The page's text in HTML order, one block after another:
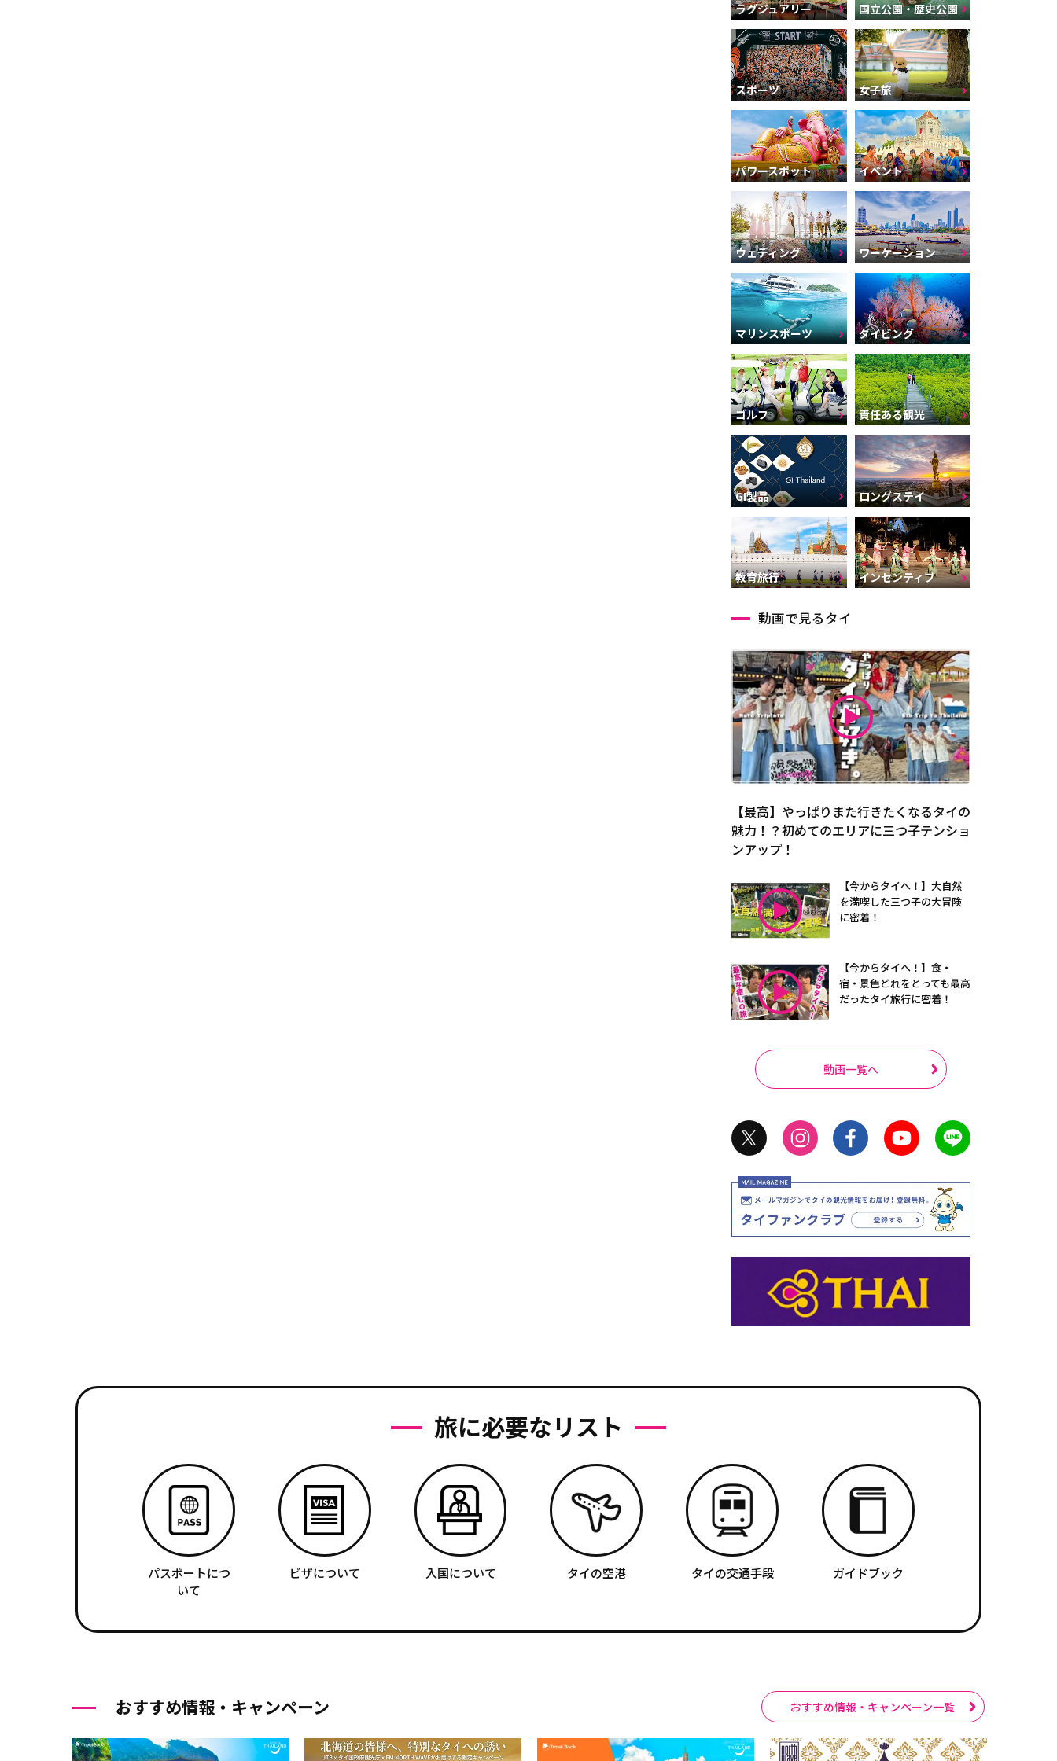
ラグジュアリー 国立公園・歴史公園
スポーツ 女子旅
パワースポット イベント
ウェディング ワーケーション
マリンスポーツ ダイビング
ゴルフ 責任ある観光
GI製品 ロングステイ
教育旅行 インセンティブ
動画で見るタイ
【最高】やっぱりまた行きたくなるタイの
魅力！？初めてのエリアに三つ子テンショ
ンアップ！
【今からタイへ！】大自然
を満喫した三つ子の大冒険
に密着！
【今からタイへ！】食・
宿・景色どれをとっても最高
だったタイ旅行に密着！
動画一覧へ
旅に必要なリスト
パスポートにつ
いて
ビザについて 入国について タイの空港 タイの交通手段 ガイドブック
おすすめ情報・キャンペーン おすすめ情報・キャンペーン一覧